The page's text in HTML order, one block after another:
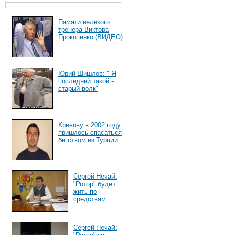
Памяти великого
тренера Виктора
Прокопенко (ВИДЕО)
Юрий Шишлов: " Я
последний такой -
старый волк"
Кривову в 2002 году
пришлось спасаться
бегством из Турции
Сергей Нечай:
"Ротор" будет
жить по
средствам
Сергей Нечай: